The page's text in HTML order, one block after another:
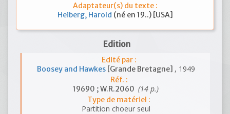
Adaptateur(s) du texte :
Heiberg, Harold (né en 19..) [USA]
Edition
Edité par :
Boosey and Hawkes [Grande Bretagne] , 1949
Réf. :
19690 ; W.R.2060 (14 p.)
Type de matériel :
Partition choeur seul